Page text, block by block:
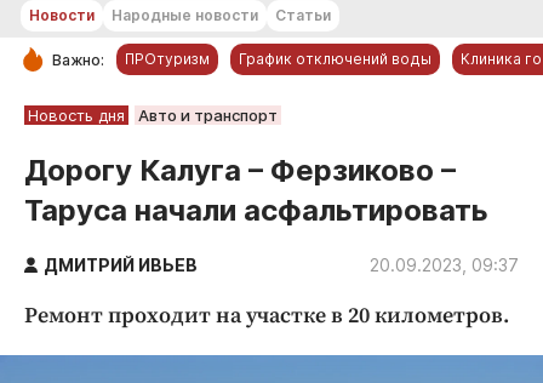
РУБРИКИ
Обнинск
Новости компаний
Статьи
Народные новости
Благоустройство
Новости Народные новости Статьи
Важно: ПРОтуризм График отключений воды Клиника
Новость дня Авто и транспорт
Дорогу Калуга – Ферзиково –
Таруса начали асфальтировать
ДМИТРИЙ ИВЬЕВ 20.09.2023, 09:37
Ремонт проходит на участке в 20 километров.